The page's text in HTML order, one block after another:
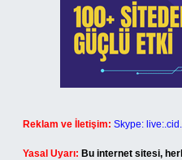
Reklam ve İletişim: Skype:
Yasal Uyarı: Bu internet sitesi,